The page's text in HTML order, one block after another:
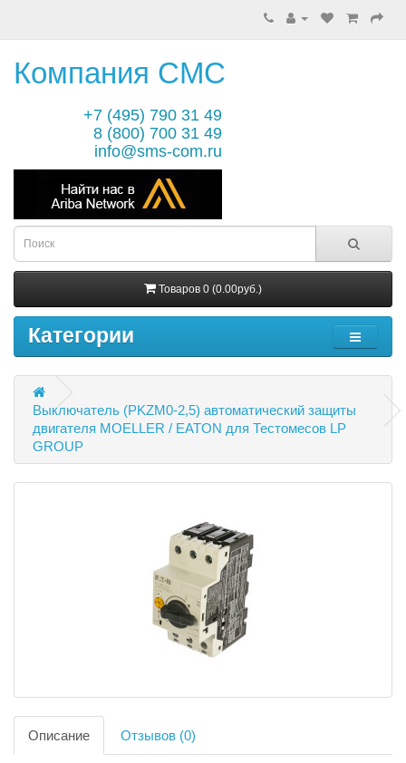
Компания СМС
+7 (495) 790 31 49
8 (800) 700 31 49
info@sms-com.ru
Товаров 0 (0.00руб.)
Категории
Выключатель (PKZM0-2,5) автоматический защиты
двигателя MOELLER / EATON для Тестомесов LP
GROUP
Описание Отзывов (0)